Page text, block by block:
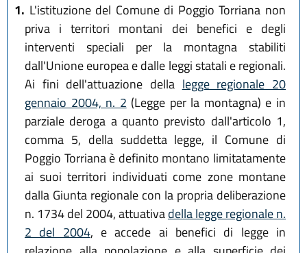
1. L'istituzione del Comune di Poggio Torriana non
priva i territori montani dei benefici e degli
interventi speciali per la montagna stabiliti
dall'Unione europea e dalle leggi statali e regionali.
Ai fini dell'attuazione della legge regionale 20
gennaio 2004, n. 2 (Legge per la montagna) e in
parziale deroga a quanto previsto dall'articolo 1,
comma 5, della suddetta legge, il Comune di
Poggio Torriana è definito montano limitatamente
ai suoi territori individuati come zone montane
dalla Giunta regionale con la propria deliberazione
n. 1734 del 2004, attuativadella legge regionale n.
2 del 2004, e accede ai benefici di legge in